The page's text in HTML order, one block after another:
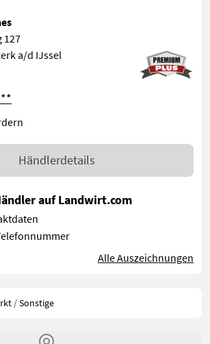
127
a/d IJssel
Händlerdetails
auf Landwirt.com
Alle Auszeichnungen
/Sonstige